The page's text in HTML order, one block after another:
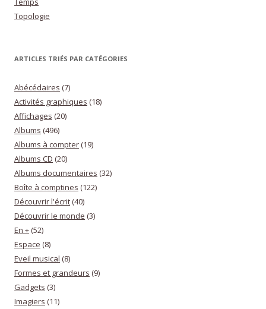
Topologie
ARTICLES TRIÉS PAR CATÉGORIES
Abécédaires (7)
Activités graphiques (18)
Affichages (20)
Albums (496)
Albums à compter (19)
Albums CD (20)
Albums documentaires (32)
Boîte à comptines (122)
Découvrir l'écrit (40)
Découvrir le monde (3)
En + (52)
Espace (8)
Eveil musical (8)
Formes et grandeurs (9)
Gadgets (3)
Imagiers (11)